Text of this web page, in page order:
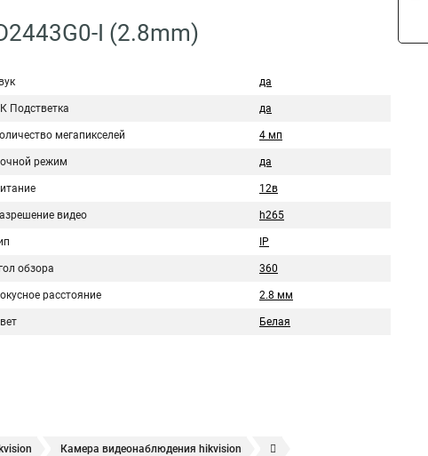
I (2.8mm)
да
Подстветка да
мегапикселей 4 мп
режим да
12в
видео h265
IP
обзора 360
расстояние 2.8 мм
Белая
Камера видеонаблюдения hikvision